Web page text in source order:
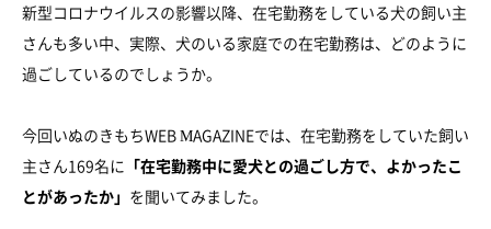
新型コロナウイルスの影響以降、在宅勤務をしている犬の飼い主
さんも多い中、実際、犬のいる家庭での在宅勤務は、どのように
過ごしているのでしょうか。
今回いぬのきもちWEB MAGAZINEでは、在宅勤務をしていた飼い
主さん169名に 「在宅勤務中に愛犬との過ごし方で、よかったこ
とがあったか」 を聞いてみました。